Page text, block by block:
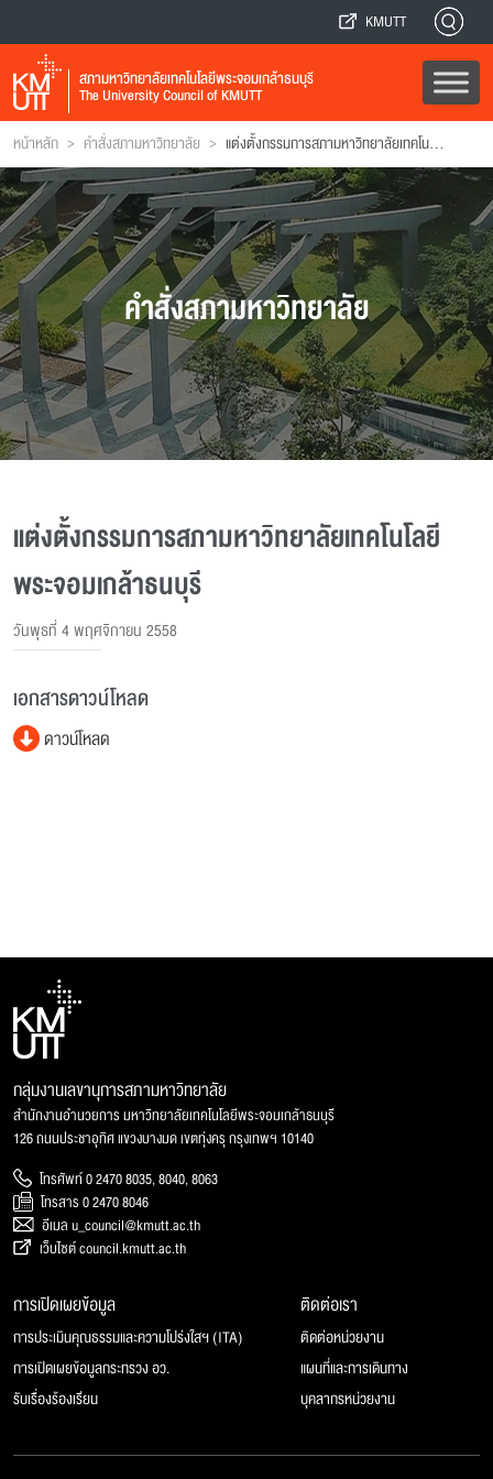
KMUTT
สภามหาวิทยาลัยเทคโนโลยีพระจอมเกล้าธนบุรี
The University Council of KMUTT
หน้าหลัก > คำสั่งสภามหาวิทยาลัย > แต่งตั้งกรรมการสภามหาวิทยาลัยเทคโนโลยีพระจอมเกล้าธนบุรี
คำสั่งสภามหาวิทยาลัย
แต่งตั้งกรรมการสภามหาวิทยาลัยเทคโนโลยี
พระจอมเกล้าธนบุรี
วันพุธที่ 4 พฤศจิกายน 2558
เอกสารดาวน์โหลด
ดาวน์โหลด
กลุ่มงานเลขานุการสภามหาวิทยาลัย
สำนักงานอำนวยการ มหาวิทยาลัยเทคโนโลยีพระจอมเกล้าธนบุรี
126 ถนนประชาอุทิศ แขวงบางมด เขตทุ่งครุ กรุงเทพฯ 10140
โทรศัพท์ 0 2470 8035, 8040, 8063
โทรสาร 0 2470 8046
อีเมล u_council@kmutt.ac.th
เว็บไซต์ council.kmutt.ac.th
การเปิดเผยข้อมูล
การประเมินคุณธรรมและความโปร่งใสฯ (ITA)
การเปิดเผยข้อมูลกระทรวง อว.
รับเรื่องร้องเรียน
ติดต่อเรา
ติดต่อหน่วยงาน
แผนที่และการเดินทาง
บุคลากรหน่วยงาน